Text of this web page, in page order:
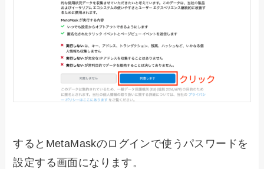
するとMetaMaskのログインで使うパスワードを
設定する画面になります。